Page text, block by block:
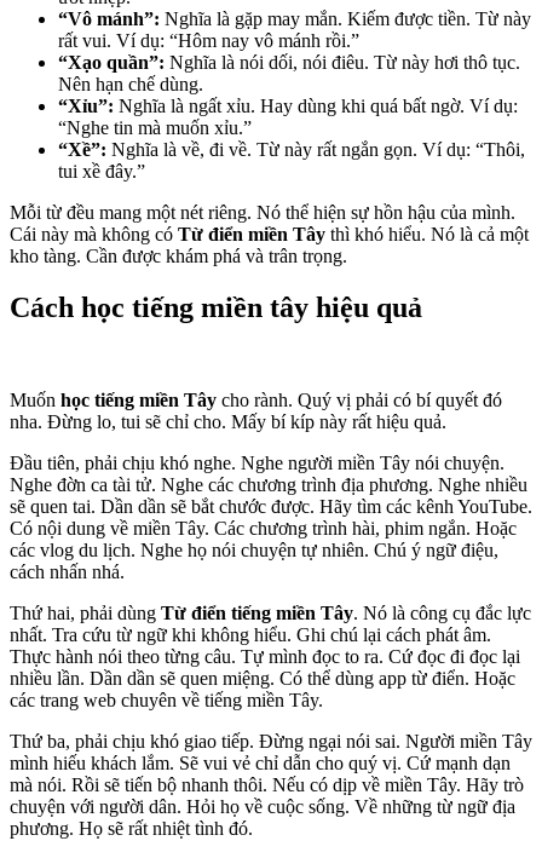
“Vô mánh”: Nghĩa là gặp may mắn. Kiếm được tiền. Từ này
rất vui. Ví dụ: “Hôm nay vô mánh rồi.”
“Xạo quần”: Nghĩa là nói dối, nói điêu. Từ này hơi thô tục.
Nên hạn chế dùng.
“Xỉu”: Nghĩa là ngất xỉu. Hay dùng khi quá bất ngờ. Ví dụ:
“Nghe tin mà muốn xỉu.”
“Xề”: Nghĩa là về, đi về. Từ này rất ngắn gọn. Ví dụ: “Thôi,
tui xề đây.”
Mỗi từ đều mang một nét riêng. Nó thể hiện sự hồn hậu của mình.
Cái này mà không có Từ điển miền Tây thì khó hiểu. Nó là cả một
kho tàng. Cần được khám phá và trân trọng.
Cách học tiếng miền tây hiệu quả
Muốn học tiếng miền Tây cho rành. Quý vị phải có bí quyết đó
nha. Đừng lo, tui sẽ chỉ cho. Mấy bí kíp này rất hiệu quả.
Đầu tiên, phải chịu khó nghe. Nghe người miền Tây nói chuyện.
Nghe đờn ca tài tử. Nghe các chương trình địa phương. Nghe nhiều
sẽ quen tai. Dần dần sẽ bắt chước được. Hãy tìm các kênh YouTube.
Có nội dung về miền Tây. Các chương trình hài, phim ngắn. Hoặc
các vlog du lịch. Nghe họ nói chuyện tự nhiên. Chú ý ngữ điệu,
cách nhấn nhá.
Thứ hai, phải dùng Từ điển tiếng miền Tây. Nó là công cụ đắc lực
nhất. Tra cứu từ ngữ khi không hiểu. Ghi chú lại cách phát âm.
Thực hành nói theo từng câu. Tự mình đọc to ra. Cứ đọc đi đọc lại
nhiều lần. Dần dần sẽ quen miệng. Có thể dùng app từ điển. Hoặc
các trang web chuyên về tiếng miền Tây.
Thứ ba, phải chịu khó giao tiếp. Đừng ngại nói sai. Người miền Tây
mình hiếu khách lắm. Sẽ vui vẻ chỉ dẫn cho quý vị. Cứ mạnh dạn
mà nói. Rồi sẽ tiến bộ nhanh thôi. Nếu có dịp về miền Tây. Hãy trò
chuyện với người dân. Hỏi họ về cuộc sống. Về những từ ngữ địa
phương. Họ sẽ rất nhiệt tình đó.